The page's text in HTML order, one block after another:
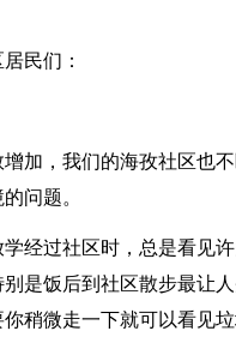
民们：
增加，我们的海孜社区也
问题。
经过社区时，总是看见
是饭后到社区散步最让
稍微走一下就可以看见